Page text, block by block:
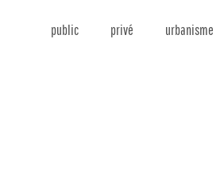
public privé urbanisme